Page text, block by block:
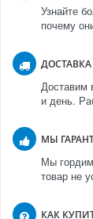
Узнайте
почему
ДОСТАВКА
Доставим
и день.
МЫ
Мы
товар не
КАК